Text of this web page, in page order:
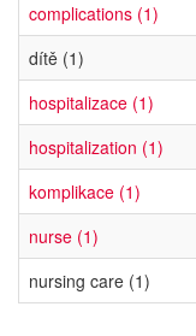
complications (1)
dítě (1)
hospitalizace (1)
hospitalization (1)
komplikace (1)
nurse (1)
nursing care (1)